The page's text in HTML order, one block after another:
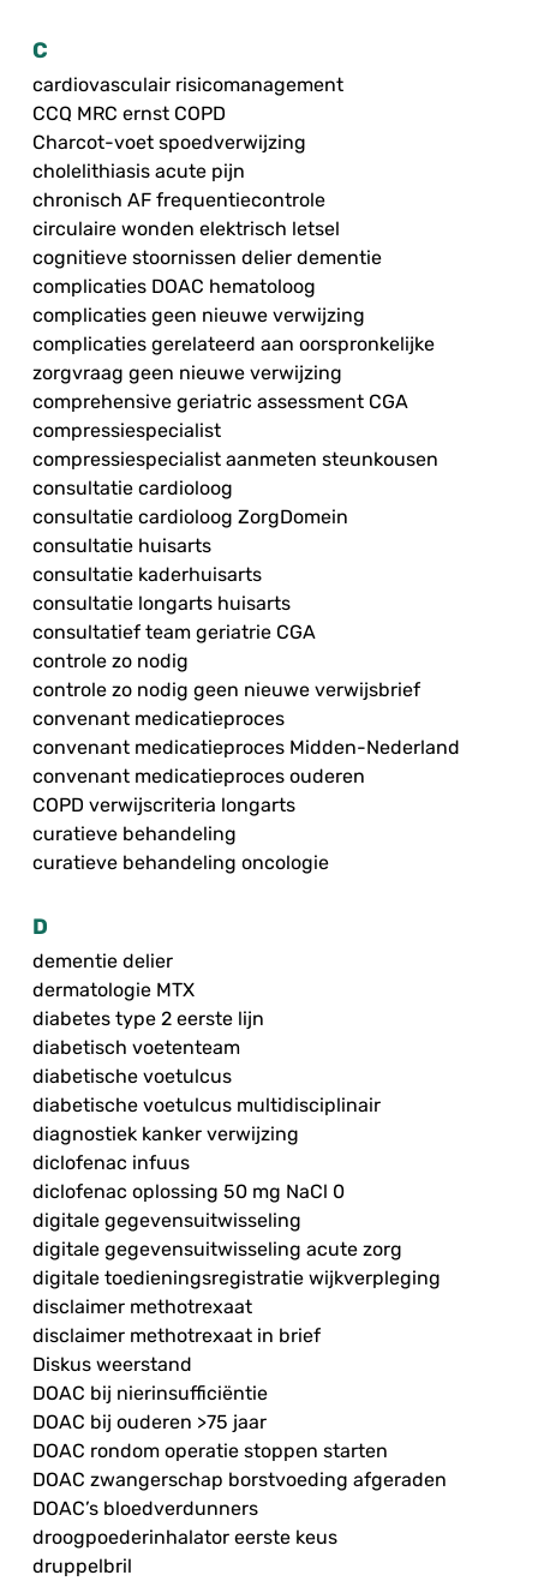
C
cardiovasculair risicomanagement
CCQ MRC ernst COPD
Charcot-voet spoedverwijzing
cholelithiasis acute pijn
chronisch AF frequentiecontrole
circulaire wonden elektrisch letsel
cognitieve stoornissen delier dementie
complicaties DOAC hematoloog
complicaties geen nieuwe verwijzing
complicaties gerelateerd aan oorspronkelijke
zorgvraag geen nieuwe verwijzing
comprehensive geriatric assessment CGA
compressiespecialist
compressiespecialist aanmeten steunkousen
consultatie cardioloog
consultatie cardioloog ZorgDomein
consultatie huisarts
consultatie kaderhuisarts
consultatie longarts huisarts
consultatief team geriatrie CGA
controle zo nodig
controle zo nodig geen nieuwe verwijsbrief
convenant medicatieproces
convenant medicatieproces Midden-Nederland
convenant medicatieproces ouderen
COPD verwijscriteria longarts
curatieve behandeling
curatieve behandeling oncologie
D
dementie delier
dermatologie MTX
diabetes type 2 eerste lijn
diabetisch voetenteam
diabetische voetulcus
diabetische voetulcus multidisciplinair
diagnostiek kanker verwijzing
diclofenac infuus
diclofenac oplossing 50 mg NaCl 0
digitale gegevensuitwisseling
digitale gegevensuitwisseling acute zorg
digitale toedieningsregistratie wijkverpleging
disclaimer methotrexaat
disclaimer methotrexaat in brief
Diskus weerstand
DOAC bij nierinsufficiëntie
DOAC bij ouderen >75 jaar
DOAC rondom operatie stoppen starten
DOAC zwangerschap borstvoeding afgeraden
DOAC’s bloedverdunners
droogpoederinhalator eerste keus
druppelbril